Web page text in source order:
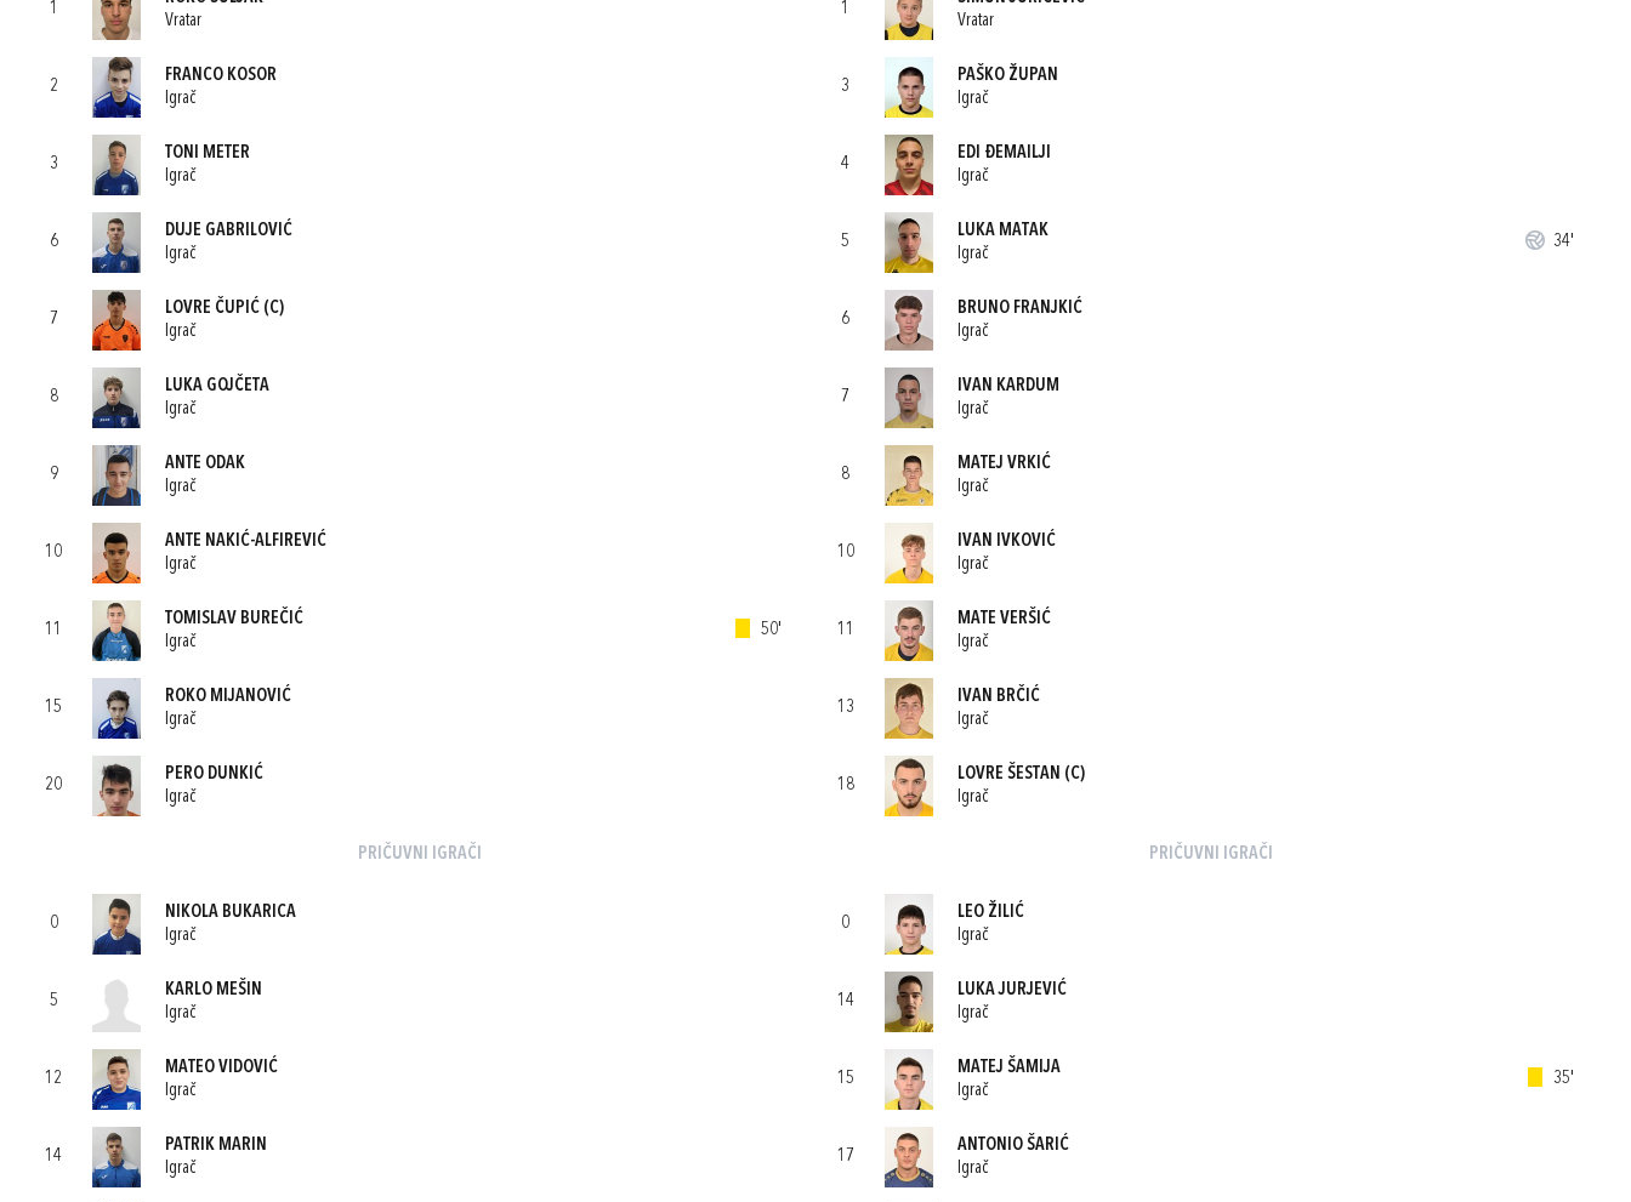
1
Vratar
2
FRANCO KOSOR
Igrač
3
TONI METER
Igrač
6
DUJE GABRILOVIĆ
Igrač
7
LOVRE ČUPIĆ (C)
Igrač
8
LUKA GOJČETA
Igrač
9
ANTE ODAK
Igrač
10
ANTE NAKIĆ-ALFIREVIĆ
Igrač
11
TOMISLAV BUREČIĆ
Igrač
50'
15
ROKO MIJANOVIĆ
Igrač
20
PERO DUNKIĆ
Igrač
PRIČUVNI IGRAČI
0
NIKOLA BUKARICA
Igrač
5
KARLO MEŠIN
Igrač
12
MATEO VIDOVIĆ
Igrač
14
PATRIK MARIN
Igrač
1
Vratar
3
PAŠKO ŽUPAN
Igrač
4
EDI ĐEMAILJI
Igrač
5
LUKA MATAK
Igrač
34'
6
BRUNO FRANJKIĆ
Igrač
7
IVAN KARDUM
Igrač
8
MATEJ VRKIĆ
Igrač
10
IVAN IVKOVIĆ
Igrač
11
MATE VERŠIĆ
Igrač
13
IVAN BRČIĆ
Igrač
18
LOVRE ŠESTAN (C)
Igrač
PRIČUVNI IGRAČI
0
LEO ŽILIĆ
Igrač
14
LUKA JURJEVIĆ
Igrač
15
MATEJ ŠAMIJA
Igrač
35'
17
ANTONIO ŠARIĆ
Igrač